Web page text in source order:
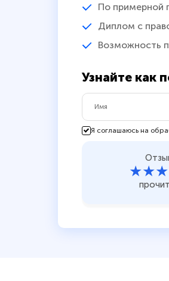
По примерной
Диплом с
Возможность
Узнайте как
Я соглашаюсь на